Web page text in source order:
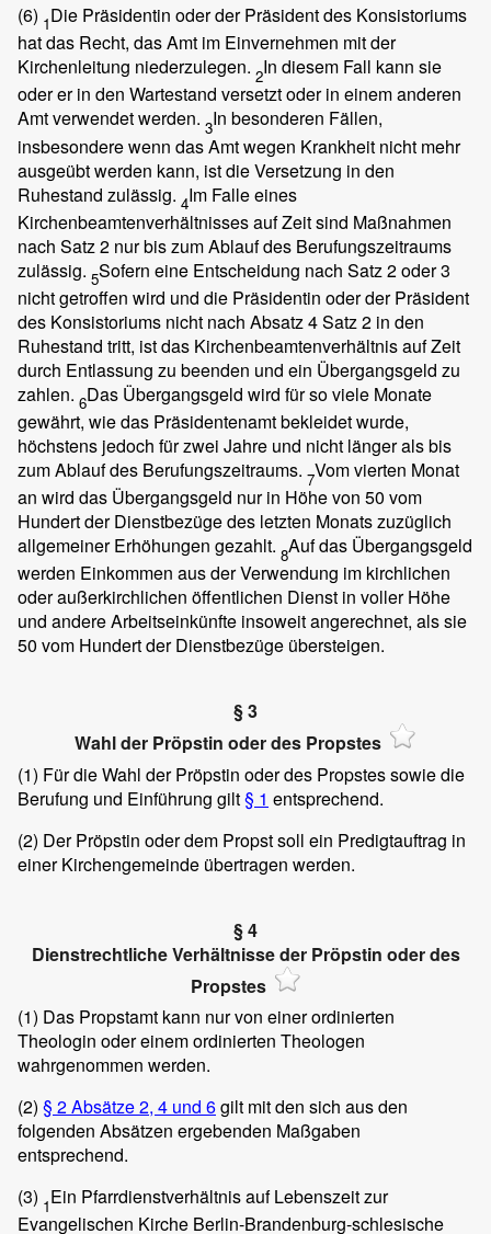
(6) 1Die Präsidentin oder der Präsident des Konsistoriums
hat das Recht, das Amt im Einvernehmen mit der
Kirchenleitung niederzulegen. 2In diesem Fall kann sie
oder er in den Wartestand versetzt oder in einem anderen
Amt verwendet werden. 3In besonderen Fällen,
insbesondere wenn das Amt wegen Krankheit nicht mehr
ausgeübt werden kann, ist die Versetzung in den
Ruhestand zulässig. 4Im Falle eines
Kirchenbeamtenverhältnisses auf Zeit sind Maßnahmen
nach Satz 2 nur bis zum Ablauf des Berufungszeitraums
zulässig. 5Sofern eine Entscheidung nach Satz 2 oder 3
nicht getroffen wird und die Präsidentin oder der Präsident
des Konsistoriums nicht nach Absatz 4 Satz 2 in den
Ruhestand tritt, ist das Kirchenbeamtenverhältnis auf Zeit
durch Entlassung zu beenden und ein Übergangsgeld zu
zahlen. 6Das Übergangsgeld wird für so viele Monate
gewährt, wie das Präsidentenamt bekleidet wurde,
höchstens jedoch für zwei Jahre und nicht länger als bis
zum Ablauf des Berufungszeitraums. 7Vom vierten Monat
an wird das Übergangsgeld nur in Höhe von 50 vom
Hundert der Dienstbezüge des letzten Monats zuzüglich
allgemeiner Erhöhungen gezahlt. 8Auf das Übergangsgeld
werden Einkommen aus der Verwendung im kirchlichen
oder außerkirchlichen öffentlichen Dienst in voller Höhe
und andere Arbeitseinkünfte insoweit angerechnet, als sie
50 vom Hundert der Dienstbezüge übersteigen.
§ 3
Wahl der Pröpstin oder des Propstes
(1) Für die Wahl der Pröpstin oder des Propstes sowie die
Berufung und Einführung gilt§ 1 entsprechend.
(2) Der Pröpstin oder dem Propst soll ein Predigtauftrag in
einer Kirchengemeinde übertragen werden.
§ 4
Dienstrechtliche Verhältnisse der Pröpstin oder des
Propstes
(1) Das Propstamt kann nur von einer ordinierten
Theologin oder einem ordinierten Theologen
wahrgenommen werden.
(2) § 2 Absätze 2, 4 und 6gilt mit den sich aus den
folgenden Absätzen ergebenden Maßgaben
entsprechend.
(3) 1Ein Pfarrdienstverhältnis auf Lebenszeit zur
Evangelischen Kirche Berlin-Brandenburg-schlesische